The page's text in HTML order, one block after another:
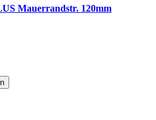
Mauerrandstr. 120mm